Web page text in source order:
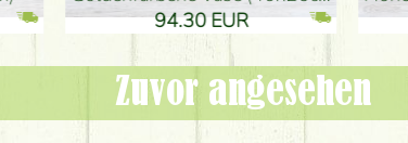
32.90 EUR
Zuvor angesehen